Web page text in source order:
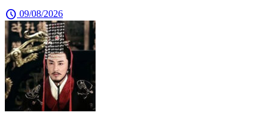
schedule 09/08/2026